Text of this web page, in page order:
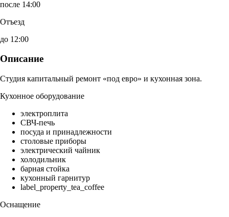
после 14:00
Отъезд
до 12:00
Описание
Студия капитальный ремонт «под евро» и кухонная зона.
Кухонное оборудование
электроплита
СВЧ-печь
посуда и принадлежности
столовые приборы
электрический чайник
холодильник
барная стойка
кухонный гарнитур
label_property_tea_coffee
Оснащение